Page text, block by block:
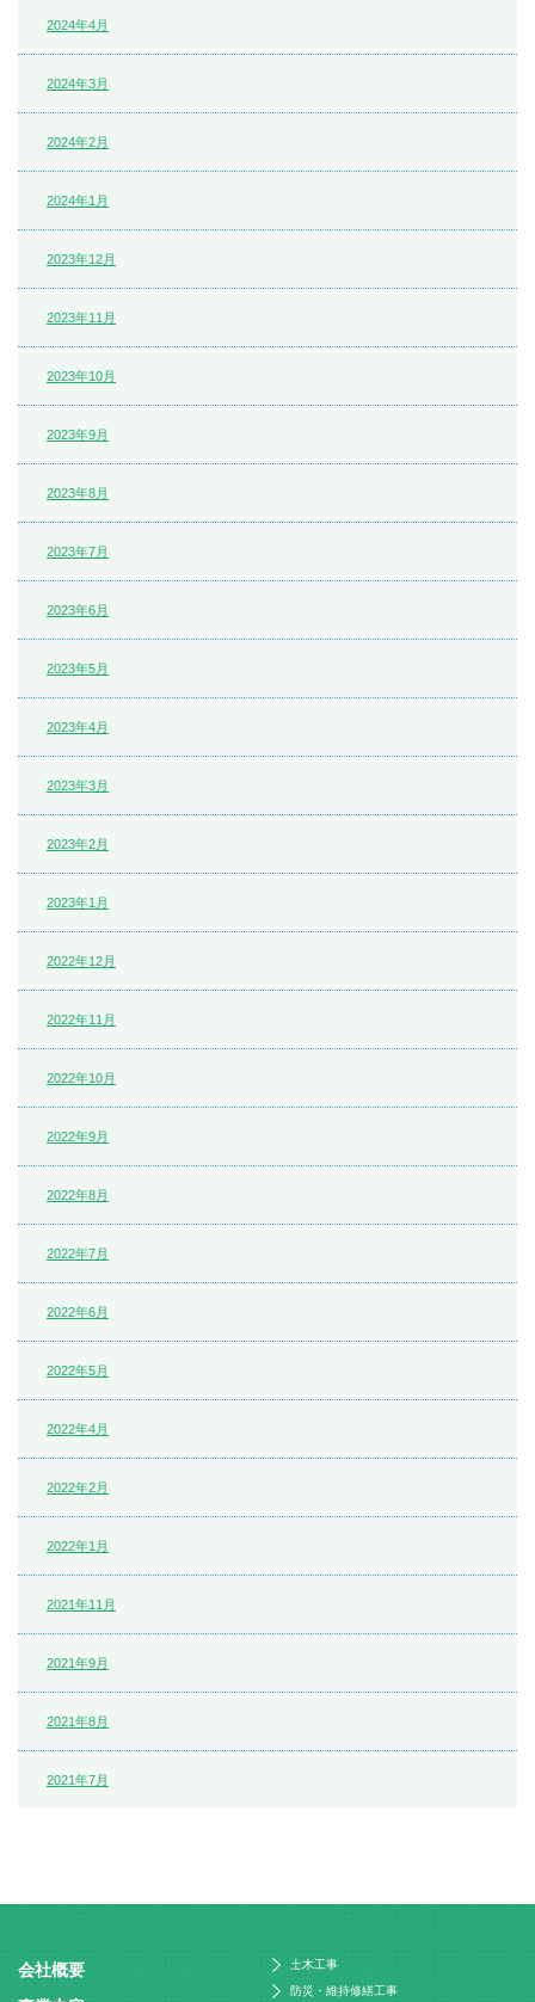
2024年4月
2024年3月
2024年2月
2024年1月
2023年12月
2023年11月
2023年10月
2023年9月
2023年8月
2023年7月
2023年6月
2023年5月
2023年4月
2023年3月
2023年2月
2023年1月
2022年12月
2022年11月
2022年10月
2022年9月
2022年8月
2022年7月
2022年6月
2022年5月
2022年4月
2022年2月
2022年1月
2021年11月
2021年9月
2021年8月
2021年7月
会社概要
土木工事
防災・維持修繕工事